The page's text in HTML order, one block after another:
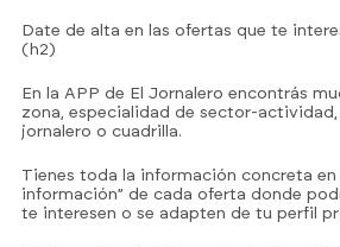
Date de alta en las ofertas que te
(h2)
En la APP de El Jornalero encontrás
zona, especialidad de sector-
jornalero o cuadrilla.
Tienes toda la información concreta en
información” de cada oferta donde
te interesen o se adapten de tu perfil